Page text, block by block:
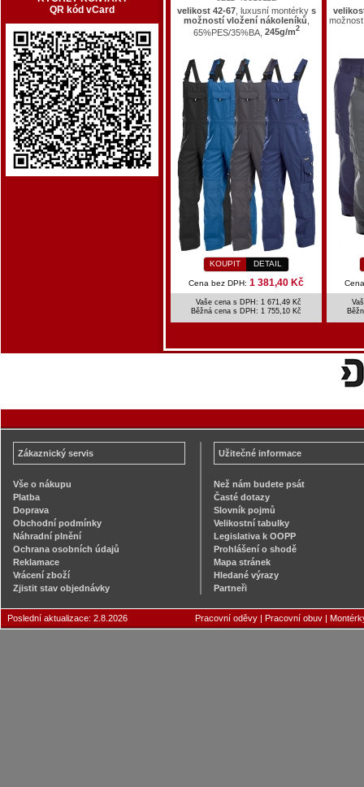
QR kód vCard
velikost 42-67, luxusní montérky s
možností vložení nákoleníků
65%PES/35%BA, 245g/m2
KOUPIT DETAIL
Cena bez DPH: 1 381,40 Kč
Vaše cena s DPH: 1 671,49 Kč
Běžná cena s DPH: 1 755,10 Kč
Zákaznický servis
Vše o nákupu
Platba
Doprava
Obchodní podmínky
Náhradní plnění
Ochrana osobních údajů
Reklamace
Vrácení zboží
Zjistit stav objednávky
Užitečné informace
Než nám budete psát
Časté dotazy
Slovník pojmů
Velikostní tabulky
Legislativa k OOPP
Prohlášení o shodě
Mapa stránek
Hledané výrazy
Partneři
Poslední aktualizace: 2.8.2026 Pracovní oděvy | Pracovní obuv |